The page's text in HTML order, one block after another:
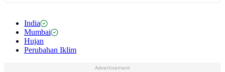
India
Mumbai
Hujan
Perubahan Iklim
Advertisement